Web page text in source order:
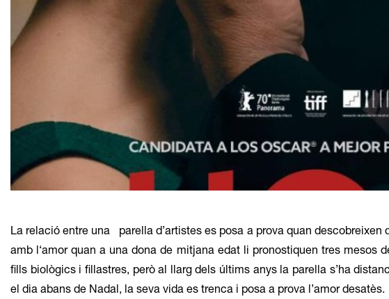
La relació entre una parella d’artistes es posa a prova quan
amb l‘amor quan a una dona de mitjana edat li pronostiquen tres mesos
fills biològics i fillastres, però al llarg dels últims anys la parella s’ha
el dia abans de Nadal, la seva vida es trenca i posa a prova l’amor desatès.